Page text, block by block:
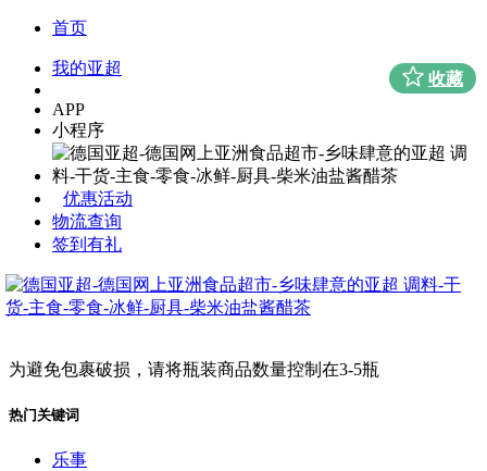
首页
我的亚超
APP
小程序
优惠活动
物流查询
签到有礼
为避免包裹破损，请将瓶装商品数量控制在3-5瓶
热门关键词
乐事
收藏